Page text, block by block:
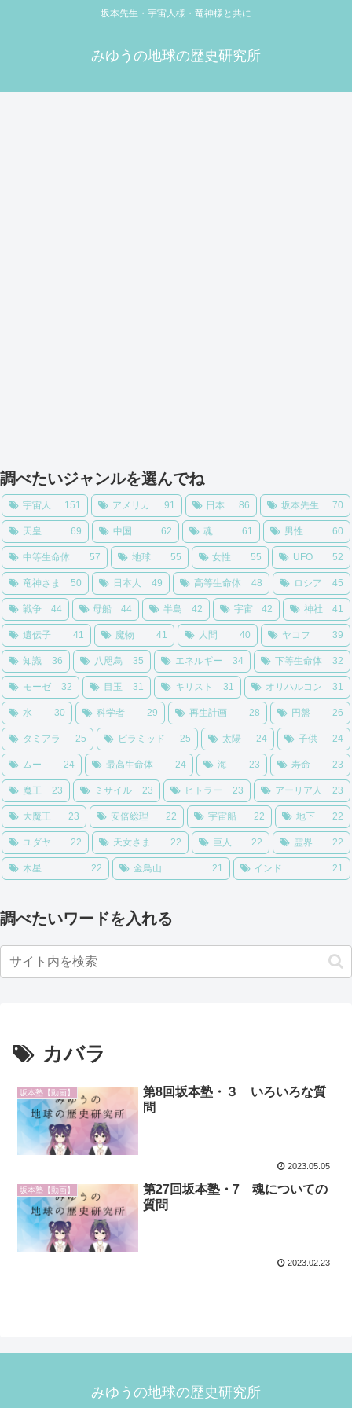
坂本先生・宇宙人様・竜神様と共に
みゆうの地球の歴史研究所
調べたいジャンルを選んでね
宇宙人 151 アメリカ 91 日本 86 坂本先生 70
天皇 69 中国 62 魂 61 男性 60
中等生命体 57 地球 55 女性 55 UFO 52
竜神さま 50 日本人 49 高等生命体 48 ロシア 45
戦争 44 母船 44 半島 42 宇宙 42 神社 41
遺伝子 41 魔物 41 人間 40 ヤコフ 39
知識 36 八咫烏 35 エネルギー 34 下等生命体 32
モーゼ 32 目玉 31 キリスト 31 オリハルコン 31
水 30 科学者 29 再生計画 28 円盤 26
タミアラ 25 ピラミッド 25 太陽 24 子供 24
ムー 24 最高生命体 24 海 23 寿命 23
魔王 23 ミサイル 23 ヒトラー 23 アーリア人 23
大魔王 23 安倍総理 22 宇宙船 22 地下 22
ユダヤ 22 天女さま 22 巨人 22 霊界 22
木星 22 金鳥山 21 インド 21
調べたいワードを入れる
カバラ
坂本塾【動画】
第8回坂本塾・３ いろいろな質
問
2023.05.05
坂本塾【動画】
第27回坂本塾・7 魂についての
質問
2023.02.23
みゆうの地球の歴史研究所